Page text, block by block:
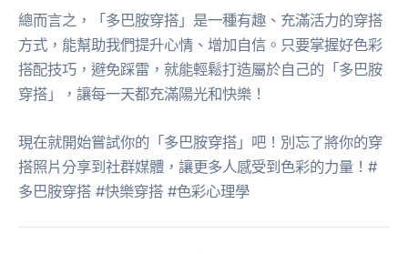
總而言之，「多巴胺穿搭」是一種有趣、充滿活力的穿搭
方式，能幫助我們提升心情、增加自信。只要掌握好色彩
搭配技巧，避免踩雷，就能輕鬆打造屬於自己的「多巴胺
穿搭」，讓每一天都充滿陽光和快樂！
現在就開始嘗試你的「多巴胺穿搭」吧！別忘了將你的穿
搭照片分享到社群媒體，讓更多人感受到色彩的力量！#
多巴胺穿搭 #快樂穿搭 #色彩心理學